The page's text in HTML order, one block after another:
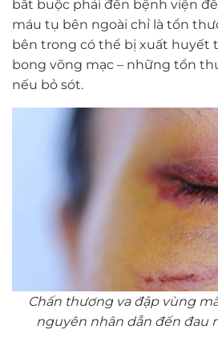
bắt buộc phải đến bệnh viện
máu tụ bên ngoài chỉ là tổn
bên trong có thể bị xuất huyết
bong võng mạc – những tổn
nếu bỏ sót.
Chấn thương va đập vùng
nguyên nhân dẫn đến đau